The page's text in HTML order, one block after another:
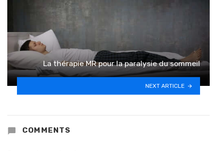
La thérapie MR pour la paralysie du sommeil
NEXT ARTICLE
COMMENTS